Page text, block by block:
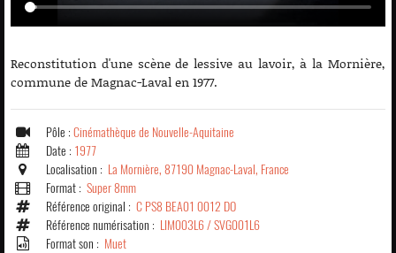
Reconstitution d'une scène de lessive au lavoir, à la Mornière,
commune de Magnac-Laval en 1977.
Pôle : Cinémathèque de Nouvelle-Aquitaine
Date : 1977
Localisation : La Mornière, 87190 Magnac-Laval, France
Format : Super 8mm
Référence original : C PS8 BEA01 0012 DO
Référence numérisation : LIM003L6 / SVG001L6
Format son : Muet